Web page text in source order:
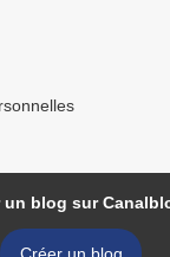
un blog sur